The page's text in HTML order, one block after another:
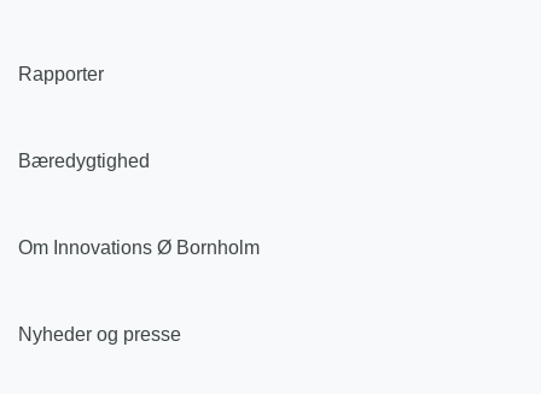
Rapporter
Bæredygtighed
Om Innovations Ø Bornholm
Nyheder og presse